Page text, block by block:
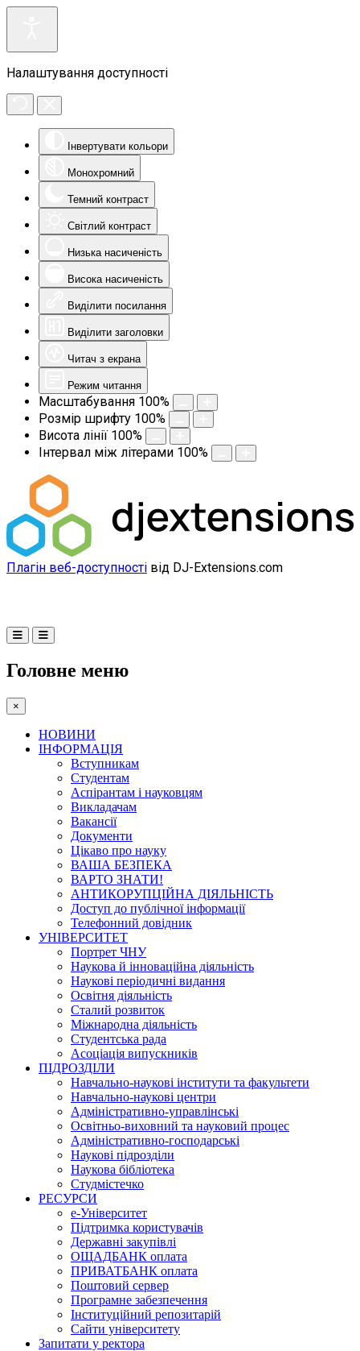
Налаштування доступності
Інвертувати кольори
Монохромний
Темний контраст
Світлий контраст
Низька насиченість
Висока насиченість
Виділити посилання
Виділити заголовки
Читач з екрана
Режим читання
Масштабування 100%
Розмір шрифту 100%
Висота лінії 100%
Інтервал між літерами 100%
Плагін веб-доступності від DJ-Extensions.com
Головне меню
×
НОВИНИ
ІНФОРМАЦІЯ
Вступникам
Студентам
Аспірантам і науковцям
Викладачам
Вакансії
Документи
Цікаво про науку
ВАША БЕЗПЕКА
ВАРТО ЗНАТИ!
АНТИКОРУПЦІЙНА ДІЯЛЬНІСТЬ
Доступ до публічної інформації
Телефонний довідник
УНІВЕРСИТЕТ
Портрет ЧНУ
Наукова й інноваційна діяльність
Наукові періодичні видання
Освітня діяльність
Сталий розвиток
Міжнародна діяльність
Студентська рада
Асоціація випускників
ПІДРОЗДІЛИ
Навчально-наукові інститути та факультети
Навчально-наукові центри
Адміністративно-управлінські
Освітньо-виховний та науковий процес
Адміністративно-господарські
Наукові підрозділи
Наукова бібліотека
Студмістечко
РЕСУРСИ
е-Університет
Підтримка користувачів
Державні закупівлі
ОЩАДБАНК оплата
ПРИВАТБАНК оплата
Поштовий сервер
Програмне забезпечення
Інституційний репозитарій
Сайти університету
Запитати у ректора